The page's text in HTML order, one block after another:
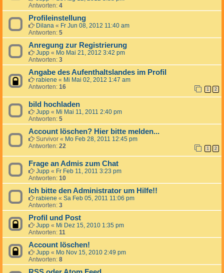
Antworten: 4
Profileinstellung
Dilana « Fr Jun 08, 2012 11:40 am
Antworten: 5
Anregung zur Registrierung
Jupp « Mo Mai 21, 2012 3:42 pm
Antworten: 3
Angabe des Aufenthaltslandes im Profil
rabiene « Mi Mai 02, 2012 1:47 am
Antworten: 16 1 2
bild hochladen
Jupp « Mi Mai 11, 2011 2:40 pm
Antworten: 5
Account löschen? Hier bitte melden...
Survivor « Mo Feb 28, 2011 12:45 pm
Antworten: 22 1 2
Frage an Admis zum Chat
Jupp « Fr Feb 11, 2011 3:23 pm
Antworten: 10
Ich bitte den Administrator um Hilfe!!
rabiene « Sa Feb 05, 2011 11:06 pm
Antworten: 3
Profil und Post
Jupp « Mi Dez 15, 2010 1:35 pm
Antworten: 11
Account löschen!
Jupp « Mo Nov 15, 2010 2:49 pm
Antworten: 8